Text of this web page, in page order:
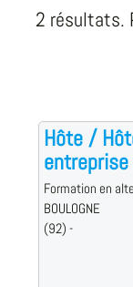
2 résultats.
Hôte /
Formation en
BOULOGNE
(92) -